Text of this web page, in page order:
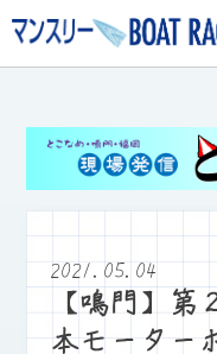
2021.05.04
【鳴門】第
本モーター